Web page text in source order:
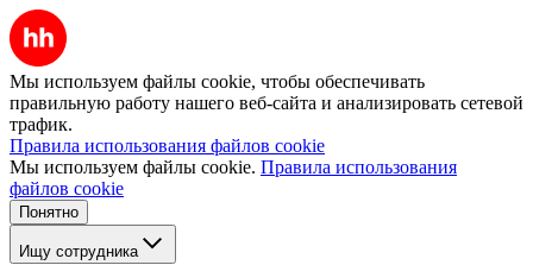
Мы используем файлы cookie, чтобы обеспечивать
правильную работу нашего веб-сайта и анализировать сетевой
трафик.
Правила использования файлов cookie
Мы используем файлы cookie. Правила использования
файлов cookie
Понятно
Ищу сотрудника